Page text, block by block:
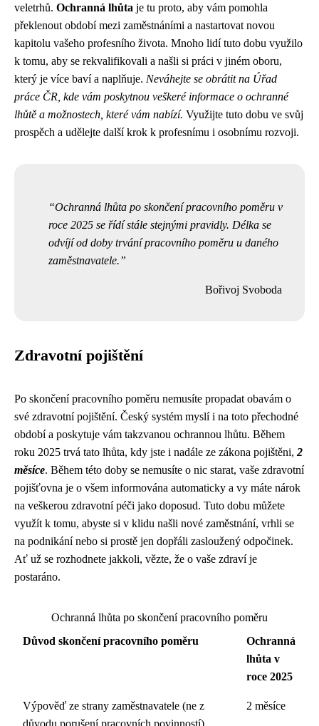
veletrhů. Ochranná lhůta je tu proto, aby vám pomohla
překlenout období mezi zaměstnáními a nastartovat novou
kapitolu vašeho profesního života. Mnoho lidí tuto dobu využilo
k tomu, aby se rekvalifikovali a našli si práci v jiném oboru,
který je více baví a naplňuje. Neváhejte se obrátit na Úřad
práce ČR, kde vám poskytnou veškeré informace o ochranné
lhůtě a možnostech, které vám nabízí. Využijte tuto dobu ve svůj
prospěch a udělejte další krok k profesnímu i osobnímu rozvoji.
Ochranná lhůta po skončení pracovního poměru v
roce 2025 se řídí stále stejnými pravidly. Délka se
odvíjí od doby trvání pracovního poměru u daného
zaměstnavatele.
Bořivoj Svoboda
Zdravotní pojištění
Po skončení pracovního poměru nemusíte propadat obavám o
své zdravotní pojištění. Český systém myslí i na toto přechodné
období a poskytuje vám takzvanou ochrannou lhůtu. Během
roku 2025 trvá tato lhůta, kdy jste i nadále ze zákona pojištěni, 2
měsíce. Během této doby se nemusíte o nic starat, vaše zdravotní
pojišťovna je o všem informována automaticky a vy máte nárok
na veškerou zdravotní péči jako doposud. Tuto dobu můžete
využít k tomu, abyste si v klidu našli nové zaměstnání, vrhli se
na podnikání nebo si prostě jen dopřáli zasloužený odpočinek.
Ať už se rozhodnete jakkoli, vězte, že o vaše zdraví je
postaráno.
Ochranná lhůta po skončení pracovního poměru
Důvod skončení pracovního poměru
Ochranná
lhůta v
roce 2025
Výpověď ze strany zaměstnavatele (ne z
důvodu porušení pracovních povinností)
2 měsíce